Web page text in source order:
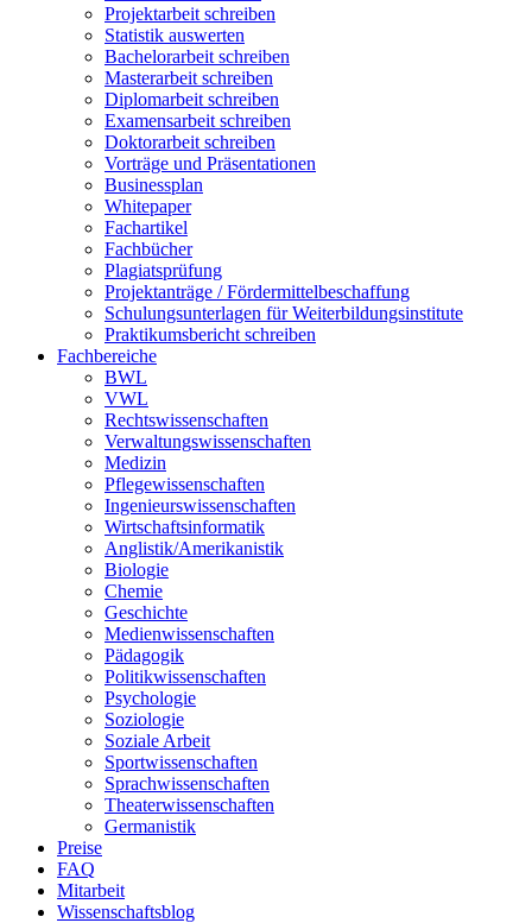
Projektarbeit schreiben
Statistik auswerten
Bachelorarbeit schreiben
Masterarbeit schreiben
Diplomarbeit schreiben
Examensarbeit schreiben
Doktorarbeit schreiben
Vorträge und Präsentationen
Businessplan
Whitepaper
Fachartikel
Fachbücher
Plagiatsprüfung
Projektanträge / Fördermittelbeschaffung
Schulungsunterlagen für Weiterbildungsinstitute
Praktikumsbericht schreiben
Fachbereiche
BWL
VWL
Rechtswissenschaften
Verwaltungswissenschaften
Medizin
Pflegewissenschaften
Ingenieurswissenschaften
Wirtschaftsinformatik
Anglistik/Amerikanistik
Biologie
Chemie
Geschichte
Medienwissenschaften
Pädagogik
Politikwissenschaften
Psychologie
Soziologie
Soziale Arbeit
Sportwissenschaften
Sprachwissenschaften
Theaterwissenschaften
Germanistik
Preise
FAQ
Mitarbeit
Wissenschaftsblog